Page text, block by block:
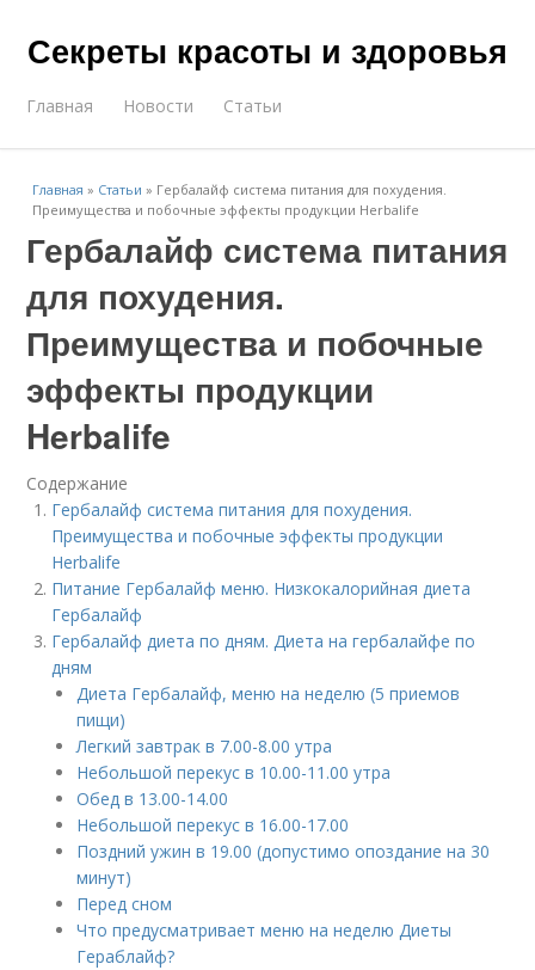
Секреты красоты и здоровья
Главная Новости Статьи
Главная » Статьи » Гербалайф система питания для похудения.
Преимущества и побочные эффекты продукции Herbalife
Гербалайф система питания
для похудения.
Преимущества и побочные
эффекты продукции
Herbalife
Содержание
Гербалайф система питания для похудения.
Преимущества и побочные эффекты продукции
Herbalife
Питание Гербалайф меню. Низкокалорийная диета
Гербалайф
Гербалайф диета по дням. Диета на гербалайфе по
дням
Диета Гербалайф, меню на неделю (5 приемов
пищи)
Легкий завтрак в 7.00-8.00 утра
Небольшой перекус в 10.00-11.00 утра
Обед в 13.00-14.00
Небольшой перекус в 16.00-17.00
Поздний ужин в 19.00 (допустимо опоздание на 30
минут)
Перед сном
Что предусматривает меню на неделю Диеты
Гераблайф?